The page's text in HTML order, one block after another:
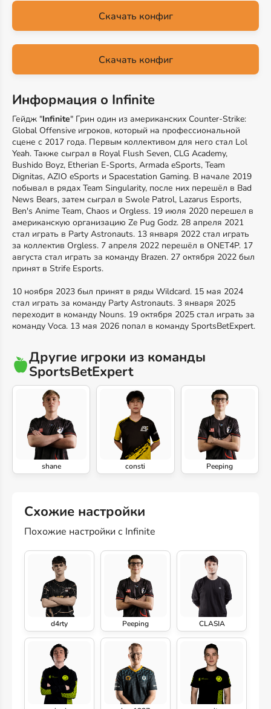
Скачать конфиг
Скачать конфиг
Информация о Infinite
Гейдж "Infinite" Грин один из американских Counter-Strike:
Global Offensive игроков, который на профессиональной
сцене с 2017 года. Первым коллективом для него стал Lol
Yeah. Также сыграл в Royal Flush Seven, CLG Academy,
Bushido Boyz, Etherian E-Sports, Armada eSports, Team
Dignitas, AZIO eSports и Spacestation Gaming. В начале 2019
побывал в рядах Team Singularity, после них перешёл в Bad
News Bears, затем сыграл в Swole Patrol, Lazarus Esports,
Ben's Anime Team, Chaos и Orgless. 19 июля 2020 перешел в
американскую организацию Ze Pug Godz. 28 апреля 2021
стал играть в Party Astronauts. 13 января 2022 стал играть
за коллектив Orgless. 7 апреля 2022 перешёл в ONET4P. 17
августа стал играть за команду Brazen. 27 октября 2022 был
принят в Strife Esports.
10 ноября 2023 был принят в ряды Wildcard. 15 мая 2024
стал играть за команду Party Astronauts. 3 января 2025
переходит в команду Nouns. 19 октября 2025 стал играть за
команду Voca. 13 мая 2026 попал в команду SportsBetExpert.
Другие игроки из команды
SportsBetExpert
shane consti Peeping
Схожие настройки
Похожие настройки с Infinite
d4rty Peeping CLASIA